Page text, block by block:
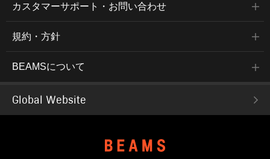
カスタマーサポート・お問い合わせ
規約・方針
BEAMSについて
Global Website